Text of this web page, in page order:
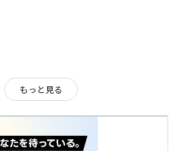
もっと見る